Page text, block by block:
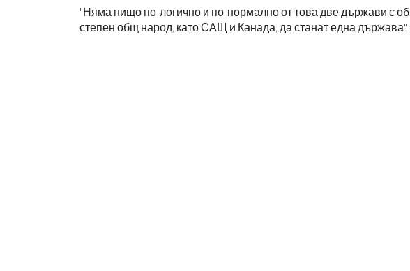
"Няма нищо по-логично и по-нормално от това две държави с
степен общ народ, като САЩ и Канада, да станат една